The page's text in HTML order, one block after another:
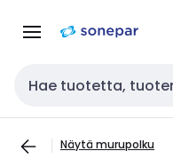
navigointiinsisältöön
Haku
Näytä murupolku